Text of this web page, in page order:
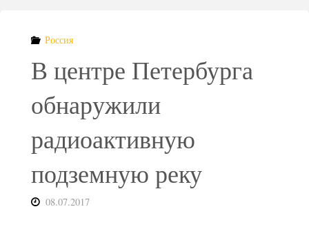
Россия
В центре Петербурга
обнаружили
радиоактивную
подземную реку
08.07.2017